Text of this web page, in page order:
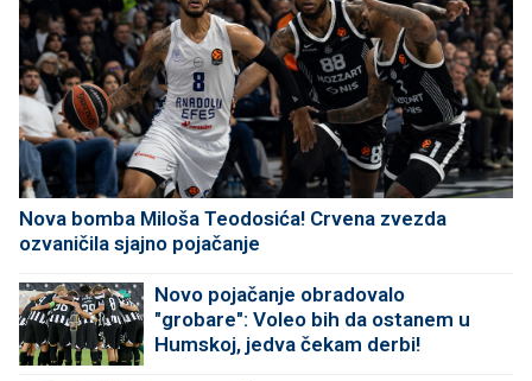
Nova bomba Miloša Teodosića! Crvena zvezda
ozvaničila sjajno pojačanje
Novo pojačanje obradovalo
"grobare": Voleo bih da ostanem u
Humskoj, jedva čekam derbi!